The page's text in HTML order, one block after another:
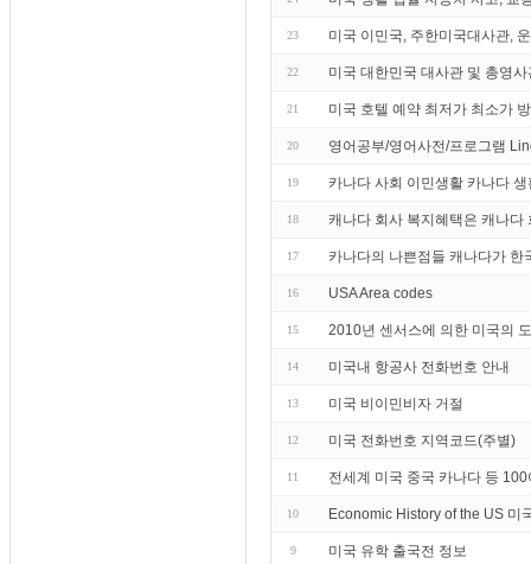
23 미국 이민국, 주한미국대사관,
22 미국 대한민국 대사관 및 총영
21 미국 호텔 예약 최저가 최소가
20 영어공부/영어사전/프로그램
19 카나다 사회 이민생활 카나다
18 캐나다 회사 복지혜택은 캐나다
17 카나다의 나쁜점들 캐나다가
16 USA Area codes
15 2010년 센서스에 의한 미국의
14 미국내 항공사 전화번호 안내
13 미국 비이민비자 거절
12 미국 전화번호 지역코드(주별)
11 전세계 미국 중국 카나다 등
10 Economic History of the US 미
9 미국 유학 출국전 정보